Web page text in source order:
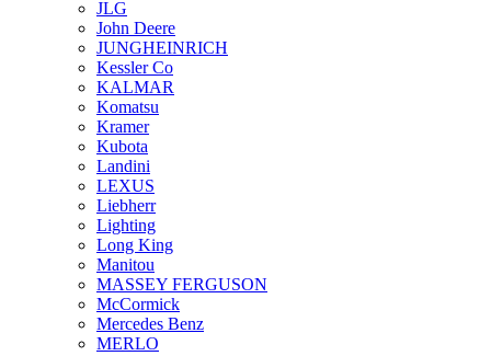
JLG
John Deere
JUNGHEINRICH
Kessler Co
KALMAR
Komatsu
Kramer
Kubota
Landini
LEXUS
Liebherr
Lighting
Long King
Manitou
MASSEY FERGUSON
McCormick
Mercedes Benz
MERLO